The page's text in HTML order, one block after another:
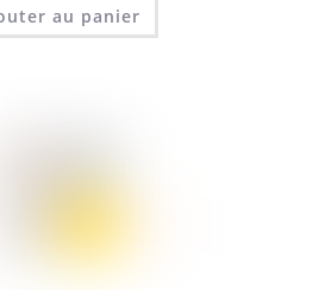
au panier